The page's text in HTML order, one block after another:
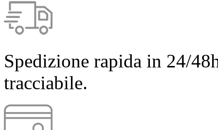
Spedizione rapida in 24/
tracciabile.